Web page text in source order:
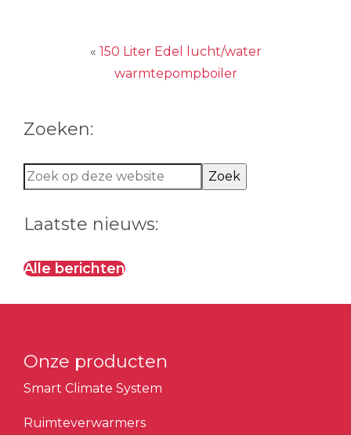
« 150 Liter Edel lucht/water
warmtepompboiler
Zoeken:
Zoek
op
deze
Laatste nieuws:
Alle berichten
Onze producten
Smart Climate System
Ruimteverwarmers